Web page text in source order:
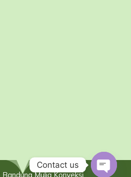
Mulia Konveksi
Contact us